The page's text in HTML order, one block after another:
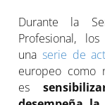
Durante la
Profesional,
una serie de
europeo como
es